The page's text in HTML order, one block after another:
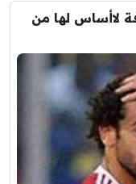
لاأساس لها من